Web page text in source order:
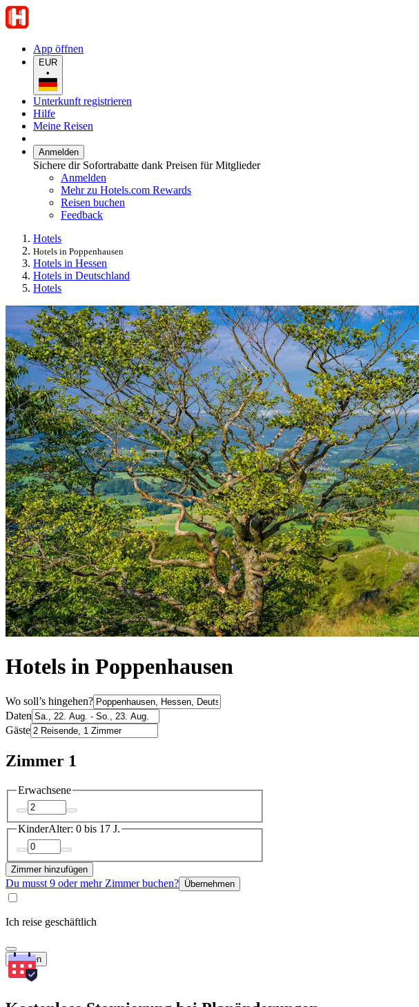
App öffnen
EUR
•
Unterkunft registrieren
Hilfe
Meine Reisen
Anmelden
Sichere dir Sofortrabatte dank Preisen für Mitglieder
Anmelden
Mehr zu Hotels.com Rewards
Reisen buchen
Feedback
Hotels
Hotels in Poppenhausen
Hotels in Hessen
Hotels in Deutschland
Hotels
Hotels in Poppenhausen
Wo soll’s hingehen?
Daten
Gäste
Zimmer 1
Erwachsene
KinderAlter: 0 bis 17 J.
Zimmer hinzufügen
Du musst 9 oder mehr Zimmer buchen? Übernehmen
Ich reise geschäftlich
Suchen